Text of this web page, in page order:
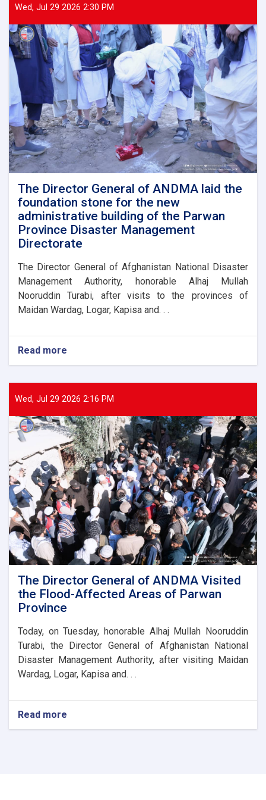
of
held
a
meeting
with
representatives
of
international
and
domestic
organizations
to
assist
flood
victims
Wed, Jul 29 2026 2:30 PM
The Director General of ANDMA laid the
foundation stone for the new
administrative building of the Parwan
Province Disaster Management
Directorate
The Director General of Afghanistan National Disaster
Management Authority, honorable Alhaj Mullah
Nooruddin Turabi, after visits to the provinces of
Maidan Wardag, Logar, Kapisa and. . .
Read more
General
of
laid
the
foundation
stone
for
the
new
administrative
building
of
the
Parwan
Province
Disaster
Management
Directorate
Wed, Jul 29 2026 2:16 PM
The Director General of ANDMA Visited
the Flood-Affected Areas of Parwan
Province
Today, on Tuesday, honorable Alhaj Mullah Nooruddin
Turabi, the Director General of Afghanistan National
Disaster Management Authority, after visiting Maidan
Wardag, Logar, Kapisa and. . .
Read more